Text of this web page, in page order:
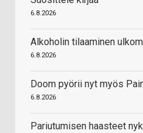
6.8.2026
Alkoholin tilaaminen
6.8.2026
Doom pyörii nyt myös
6.8.2026
Pariutumisen haasteet